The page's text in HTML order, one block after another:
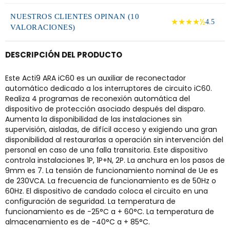
NUESTROS CLIENTES OPINAN (10
VALORACIONES)
★★★★½4.5
DESCRIPCIÓN DEL PRODUCTO
Este Acti9 ARA iC60 es un auxiliar de reconectador
automático dedicado a los interruptores de circuito iC60.
Realiza 4 programas de reconexión automática del
dispositivo de protección asociado después del disparo.
Aumenta la disponibilidad de las instalaciones sin
supervisión, aisladas, de difícil acceso y exigiendo una gran
disponibilidad al restaurarlas a operación sin intervención del
personal en caso de una falla transitoria. Este dispositivo
controla instalaciones 1P, 1P+N, 2P. La anchura en los pasos de
9mm es 7. La tensión de funcionamiento nominal de Ue es
de 230VCA. La frecuencia de funcionamiento es de 50Hz o
60Hz. El dispositivo de candado coloca el circuito en una
configuración de seguridad. La temperatura de
funcionamiento es de -25°C a + 60°C. La temperatura de
almacenamiento es de -40°C a + 85°C.